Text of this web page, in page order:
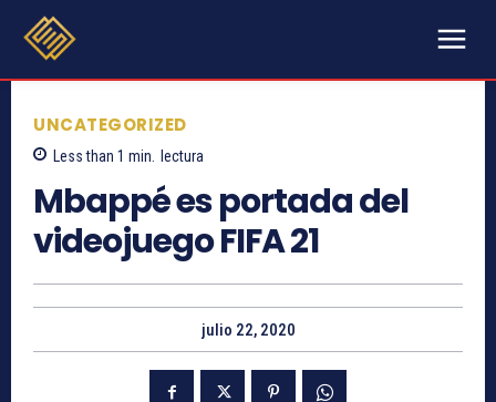
UNCATEGORIZED
Less than 1 min. lectura
Mbappé es portada del
videojuego FIFA 21
julio 22, 2020